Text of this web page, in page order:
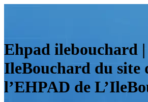
Ehpad ilebouchard
IleBouchard du site
l’EHPAD de